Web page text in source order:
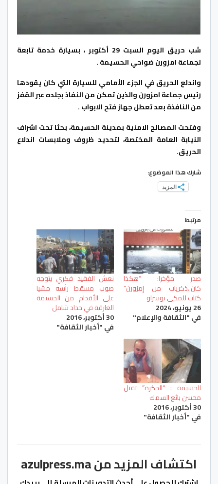
شب حريق اليوم السبت 29 أكتوبر ، بسيارة خدمة تابعة
لجماعة امزورن ضواحي الحسيمة .
واندلع الحريق في الجزء الأمامي للسيارة التي كان يقودها
رئيس جماعة امزورن والذين تمكن من النفاذ بجلده عبر القفز
من النافذة بعد تعطل جهاز فتح الابواب .
وفتحت المصالح الامنية بمدينة الحسيمة، بحثا تحت اشراف
النيابة العامة المختصة، لتحديد ظروف وملابسات اندلاع
الحريق.
شارك هذا الموضوع:
المزيد
مرتبط
صدر مؤخرا: “هكذا
كان..ذكريات من إمزورن”
كتاب للمكي بوسراو
26 يونيو، 2024
في "الثقافة والإعلام"
نعش الفقيد فكري يتوجه
صوب مسقط رأسه مشيا
على الأقدام من الحسيمة
الغارقة في حداد شامل
30 أكتوبر، 2016
في "أخبار الثقافة"
الحسيمة : “الحكرة” تقتل
محسن بائع السمك
30 أكتوبر، 2016
في "أخبار الثقافة"
اكتشاف المزيد من azulpress.ma